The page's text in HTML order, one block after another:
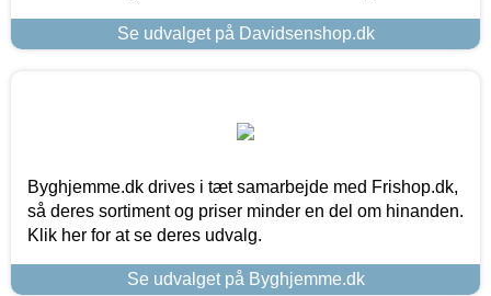
Se udvalget på Davidsenshop.dk
Byghjemme.dk drives i tæt samarbejde med Frishop.dk,
så deres sortiment og priser minder en del om hinanden.
Klik her for at se deres udvalg.
Se udvalget på Byghjemme.dk